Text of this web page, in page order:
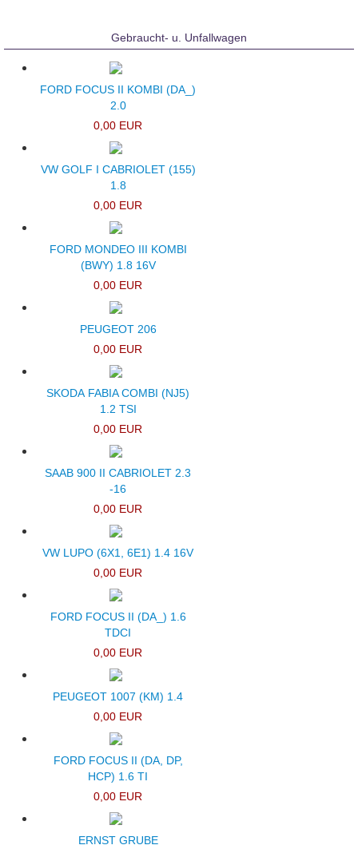
Gebraucht- u. Unfallwagen
FORD FOCUS II KOMBI (DA_)
2.0
0,00 EUR
VW GOLF I CABRIOLET (155)
1.8
0,00 EUR
FORD MONDEO III KOMBI
(BWY) 1.8 16V
0,00 EUR
PEUGEOT 206
0,00 EUR
SKODA FABIA COMBI (NJ5)
1.2 TSI
0,00 EUR
SAAB 900 II CABRIOLET 2.3
-16
0,00 EUR
VW LUPO (6X1, 6E1) 1.4 16V
0,00 EUR
FORD FOCUS II (DA_) 1.6
TDCI
0,00 EUR
PEUGEOT 1007 (KM) 1.4
0,00 EUR
FORD FOCUS II (DA, DP,
HCP) 1.6 TI
0,00 EUR
ERNST GRUBE